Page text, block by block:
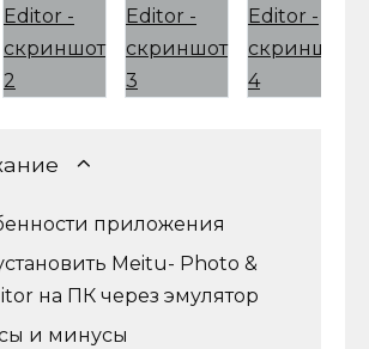
приложения
Meitu- Photo &
на ПК через эмулятор
и минусы